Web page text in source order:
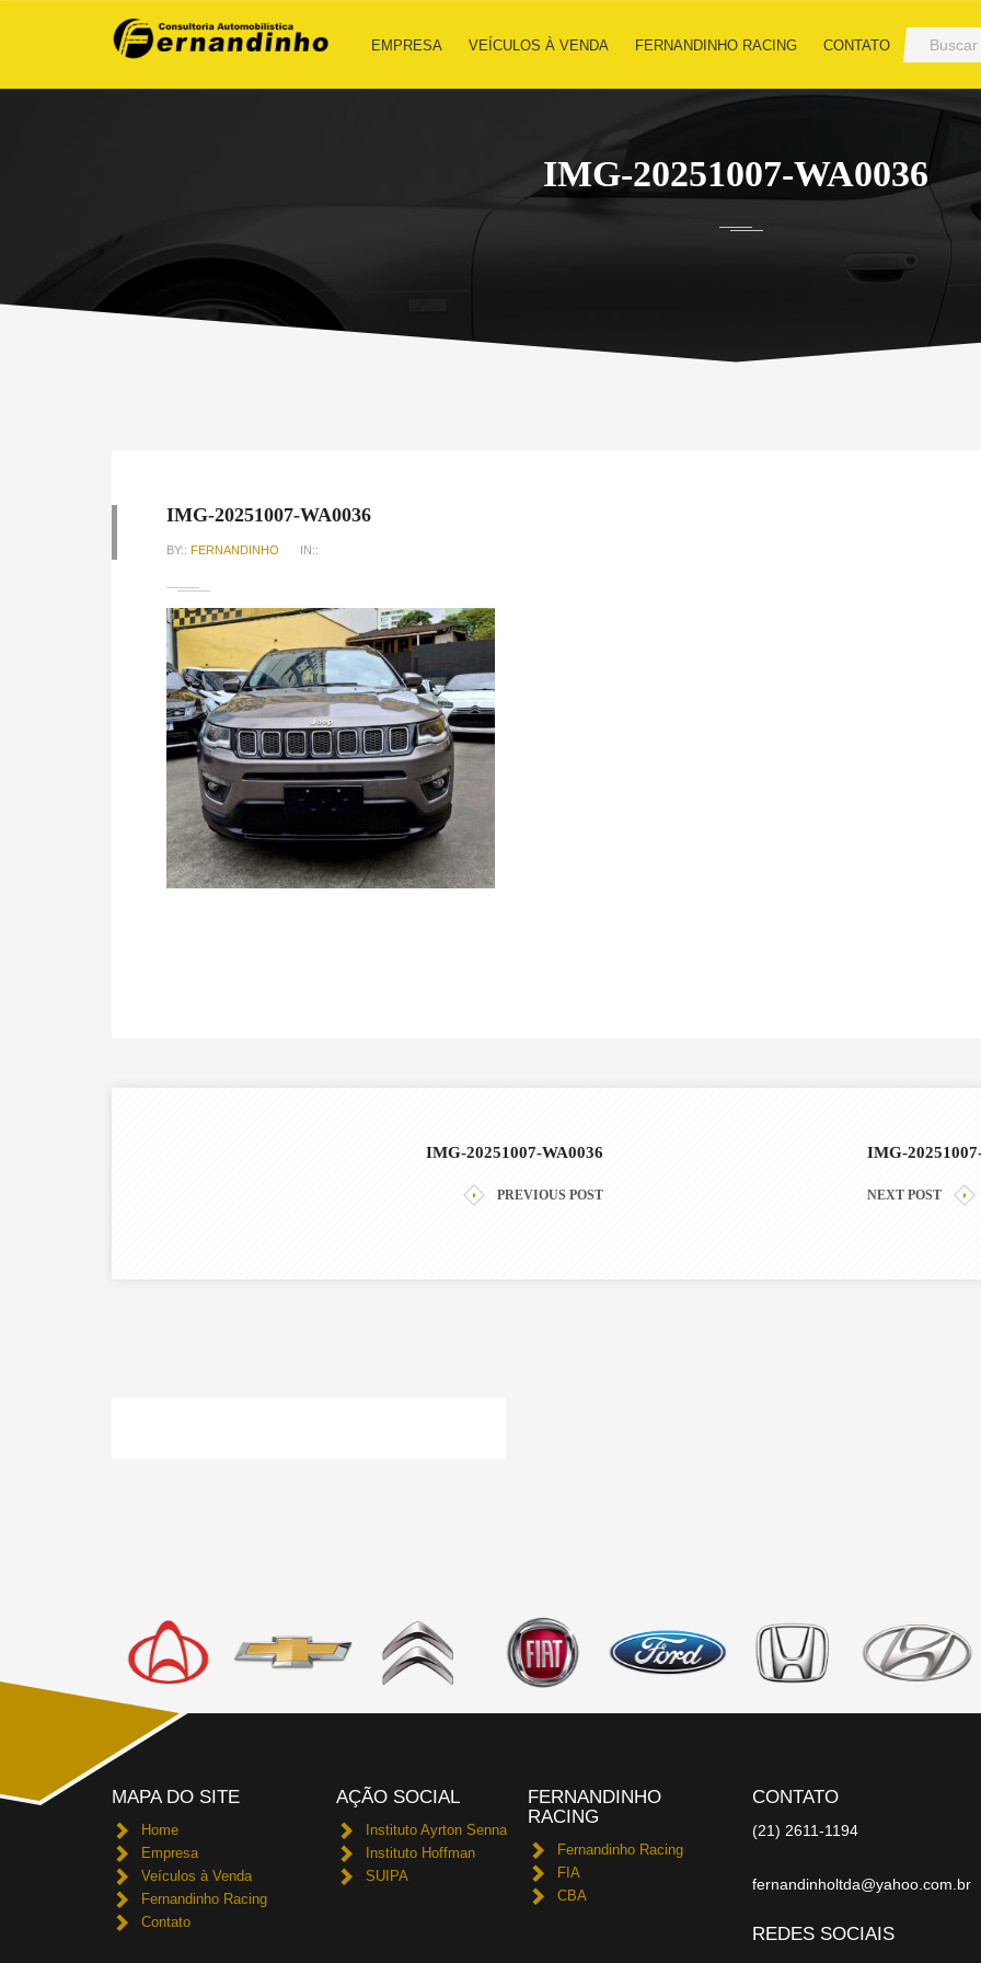
EMPRESA VEÍCULOS À VENDA FERNANDINHO RACING CONTATO
IMG-20251007-WA0036
IMG-20251007-WA0036
BY:: FERNANDINHO IN::
IMG-20251007-WA0036
PREVIOUS POST
IMG-
NEXT POST
MAPA DO SITE
Home
Empresa
Veículos à Venda
Fernandinho Racing
Contato
AÇÃO SOCIAL
Instituto Ayrton Senna
Instituto Hoffman
SUIPA
FERNANDINHO
RACING
Fernandinho Racing
FIA
CBA
CONTATO
(21) 2611-1194
fernandinholtda@yahoo.com.br
REDES SOCIAIS